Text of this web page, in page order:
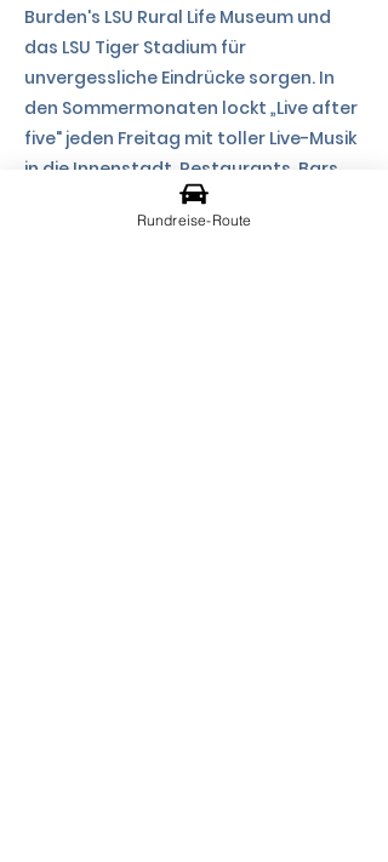
Burden's LSU Rural Life Museum und
das LSU Tiger Stadium für
unvergessliche Eindrücke sorgen. In
den Sommermonaten lockt „Live after
five" jeden Freitag mit toller Live-Musik
in die Innenstadt. Restaurants, Bars
und Kneipen laden nicht nur entlang
der 3rd Street zum Verweilen ein, und
Rundreise-Route